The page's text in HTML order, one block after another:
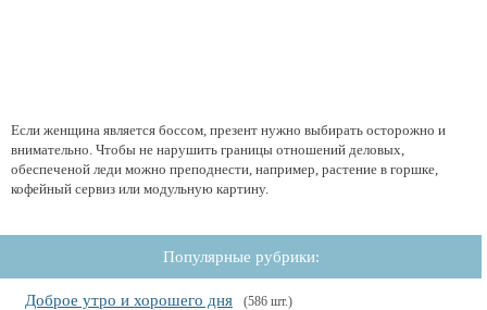
Если женщина является боссом, презент нужно выбирать осторожно и
внимательно. Чтобы не нарушить границы отношений деловых,
обеспеченой леди можно преподнести, например, растение в горшке,
кофейный сервиз или модульную картину.
Популярные рубрики:
Доброе утро и хорошего дня (586 шт.)